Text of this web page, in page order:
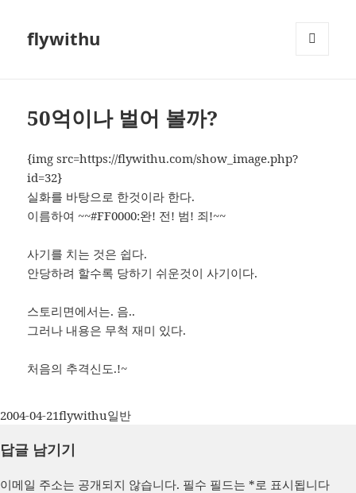
flywithu
50억이나 벌어 볼까?
{img src=https://flywithu.com/show_image.php?
id=32}
실화를 바탕으로 한것이라 한다.
이름하여 ~~#FF0000:완! 전! 범! 죄!~~
사기를 치는 것은 쉽다.
안당하려 할수록 당하기 쉬운것이 사기이다.
스토리면에서는. 음..
그러나 내용은 무척 재미 있다.
처음의 추격신도.!~
작
일
2004-04-21글
이
flywithu카
일반
답글 남기기
이메일 주소는 공개되지 않습니다. 필수 필드는 *로 표시됩니다